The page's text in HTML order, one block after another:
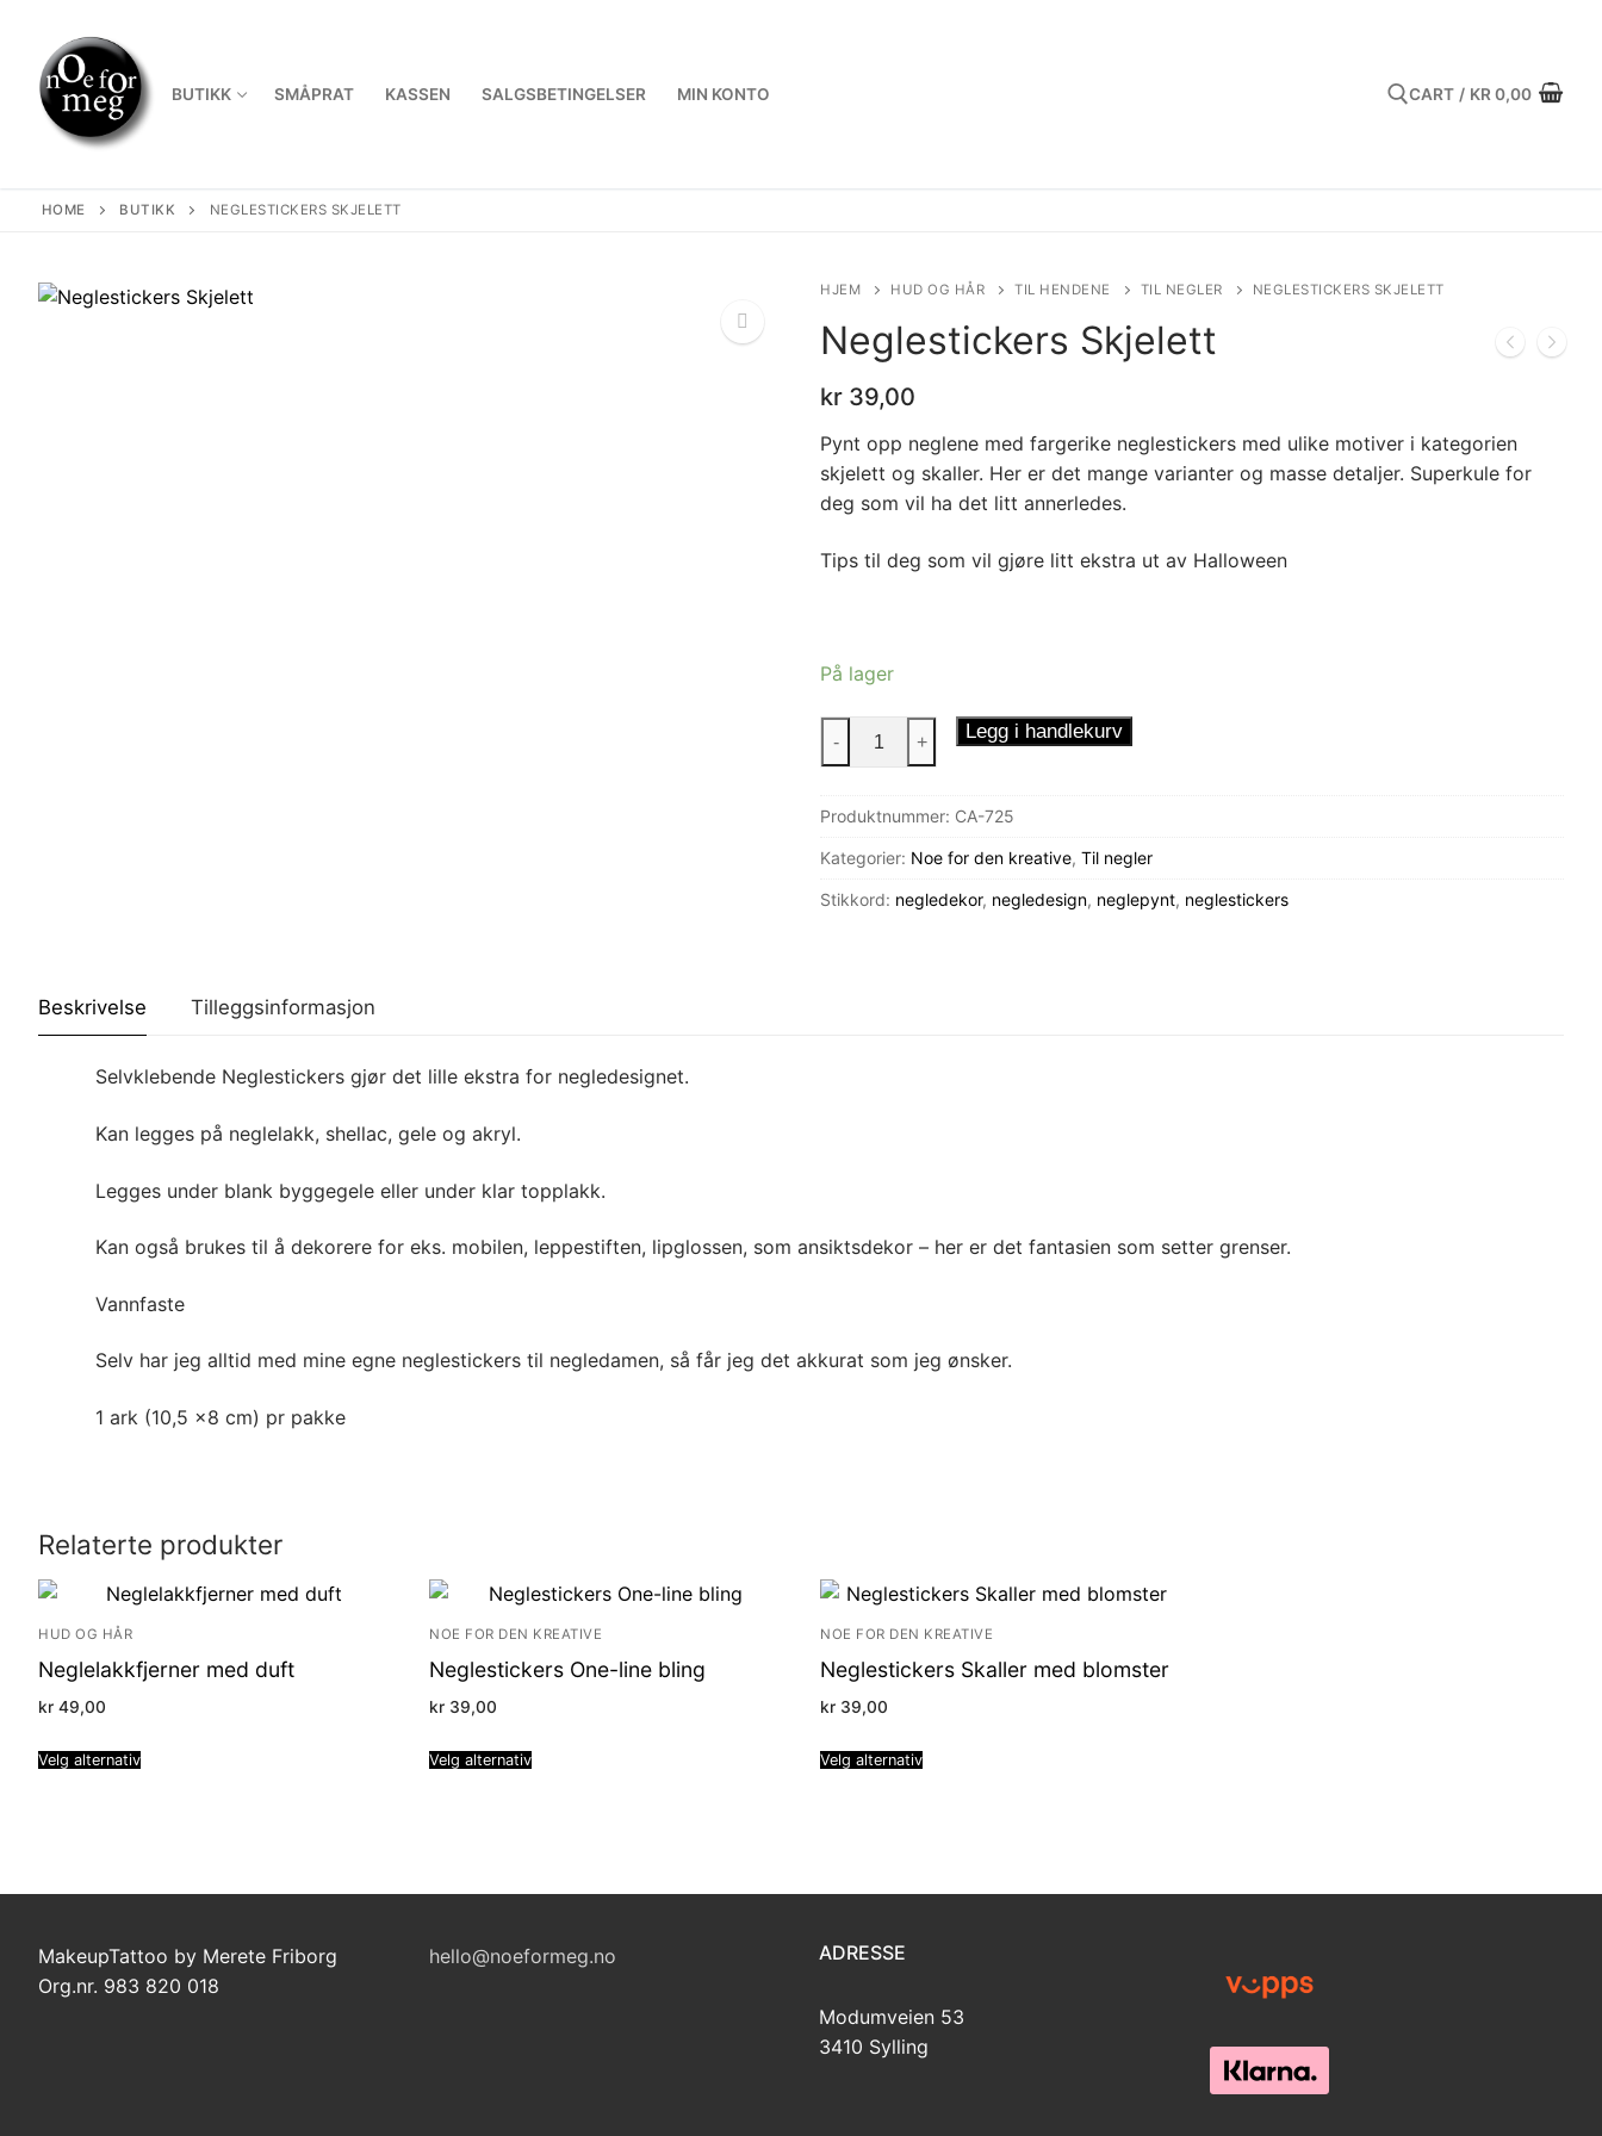
content
BUTIKK SMÅPRAT KASSEN SALGSBETINGELSER MIN KONTO CART / KR 0,00
HOME BUTIKK NEGLESTICKERS SKJELETT
HJEM HUD OG HÅR TIL HENDENE TIL NEGLER NEGLESTICKERS SKJELETT
Neglestickers Skjelett
kr 39,00
Pynt opp neglene med fargerike neglestickers med ulike motiver i kategorien
skjelett og skaller. Her er det mange varianter og masse detaljer. Superkule for
deg som vil ha det litt annerledes.
Tips til deg som vil gjøre litt ekstra ut av Halloween
På lager
Neglestickers
Skjelett
- + Legg i handlekurv
Produktnummer: CA-725
Kategorier: Noe for den kreative, Til negler
Stikkord: negledekor, negledesign, neglepynt, neglestickers
Beskrivelse Tilleggsinformasjon
Selvklebende Neglestickers gjør det lille ekstra for negledesignet.
Kan legges på neglelakk, shellac, gele og akryl.
Legges under blank byggegele eller under klar topplakk.
Kan også brukes til å dekorere for eks. mobilen, leppestiften, lipglossen, som ansiktsdekor – her er det fantasien som setter grenser.
Vannfaste
Selv har jeg alltid med mine egne neglestickers til negledamen, så får jeg det akkurat som jeg ønsker.
1 ark (10,5 x8 cm) pr pakke
Relaterte produkter
HUD OG HÅR
Neglelakkfjerner med duft
kr 49,00
Velg alternativ
NOE FOR DEN KREATIVE
Neglestickers One-line bling
kr 39,00
Velg alternativ
NOE FOR DEN KREATIVE
Neglestickers Skaller med blomster
kr 39,00
Velg alternativ
MakeupTattoo by Merete Friborg
Org.nr. 983 820 018
hello@noeformeg.no ADRESSE
Modumveien 53
3410 Sylling